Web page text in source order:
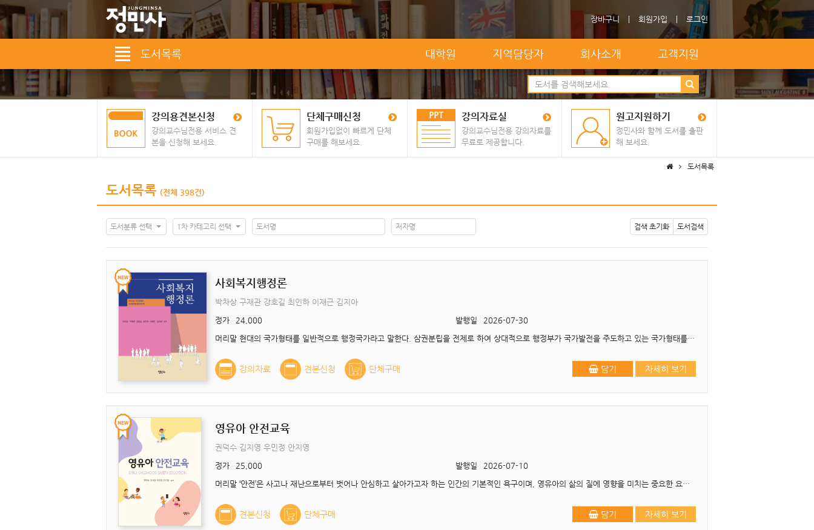
장바구니 회원가입 로그인
도서목록 대학원 지역담당자 회사소개 고객지원
강의용견본신청
강의교수님전용 서비스 견
본을 신청해 보세요.
단체구매신청
회원가입없이 빠르게 단체
구매를 해보세요.
강의자료실
강의교수님전용 강의자료를
무료로 제공합니다.
원고지원하기
정민사와 함께 도서를 출판
해 보세요.
도서목록
도서목록 (전체 398건)
도서분류 선택 1차 카테고리 선택 검색 초기화 도서검색
사회복지행정론
박차상 구재관 강호길 최인하 이재근 김지아
정가
24,000 발행일
2026-07-30
머리말 현대의 국가형태를 일반적으로 행정국가라고 말한다. 삼권분립을 전제로 하여 상대적으로 행정부가 국가발전을 주도하고 있는 국가형태를 입법국가와 비교하여 행정국가라고 한다. 이러한 국가형..
강의자료 견본신청 단체구매 담기 자세히 보기
영유아 안전교육
권덕수 김지영 우민정 안지영
정가
25,000 발행일
2026-07-10
머리말 ‘안전’은 사고나 재난으로부터 벗어나 안심하고 살아가고자 하는 인간의 기본적인 욕구이며, 영유아의 삶의 질에 영향을 미치는 중요한 요소입니다. 과학 및 의료기술의 발달로 과거에 ..
견본신청 단체구매 담기 자세히 보기